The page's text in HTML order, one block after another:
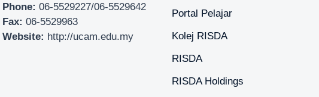
Phone: 06-5529227/06-5529642
Fax: 06-5529963
Website: http://ucam.edu.my
Portal Pelajar
Kolej RISDA
RISDA
RISDA Holdings